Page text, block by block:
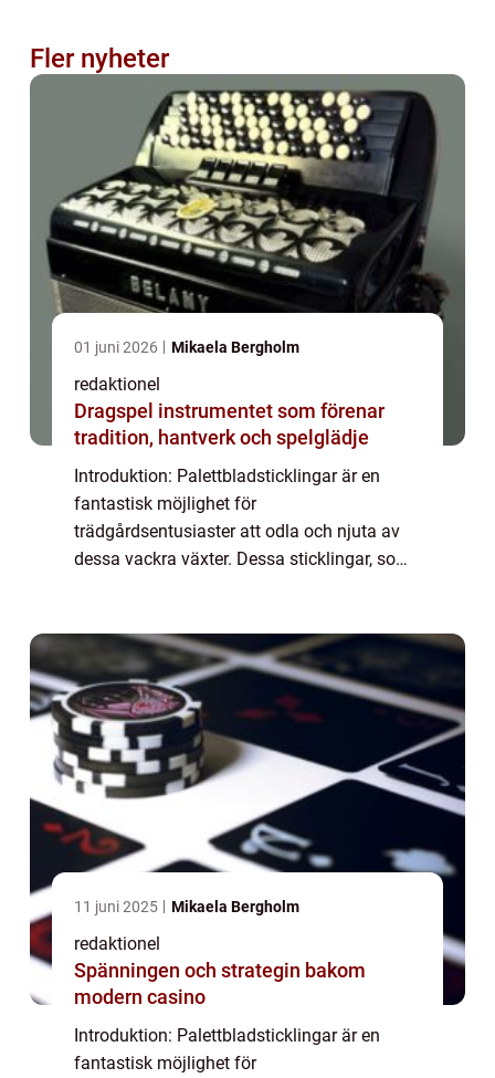
Fler nyheter
01 juni 2026 Mikaela Bergholm
redaktionel
Dragspel instrumentet som förenar
tradition, hantverk och spelglädje
Introduktion: Palettbladsticklingar är en
fantastisk möjlighet för
trädgårdsentusiaster att odla och njuta av
dessa vackra växter. Dessa sticklingar, som
användas i olika tr...
11 juni 2025 Mikaela Bergholm
redaktionel
Spänningen och strategin bakom
modern casino
Introduktion: Palettbladsticklingar är en
fantastisk möjlighet för